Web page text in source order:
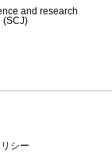
and research
(SCJ)
シー